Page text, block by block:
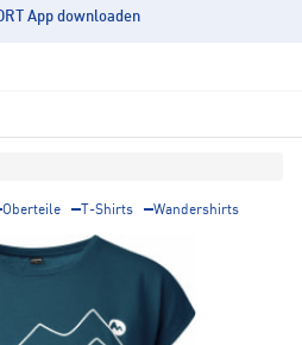
App downloaden
Oberteile T-Shirts Wandershirts